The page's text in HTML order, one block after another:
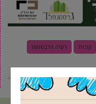
קניות רעיה הרבסטמן
פוסט הבא »